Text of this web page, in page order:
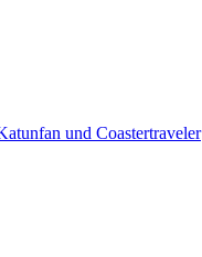
und Coastertraveler